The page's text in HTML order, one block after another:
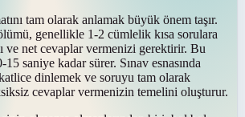
tam olarak anlamak büyük önem taşır.
genellikle 1-2 cümlelik kısa sorulara
ve net cevaplar vermenizi gerektirir. Bu
saniye kadar sürer. Sınav esnasında
dinlemek ve soruyu tam olarak
cevaplar vermenizin temelini oluşturur.